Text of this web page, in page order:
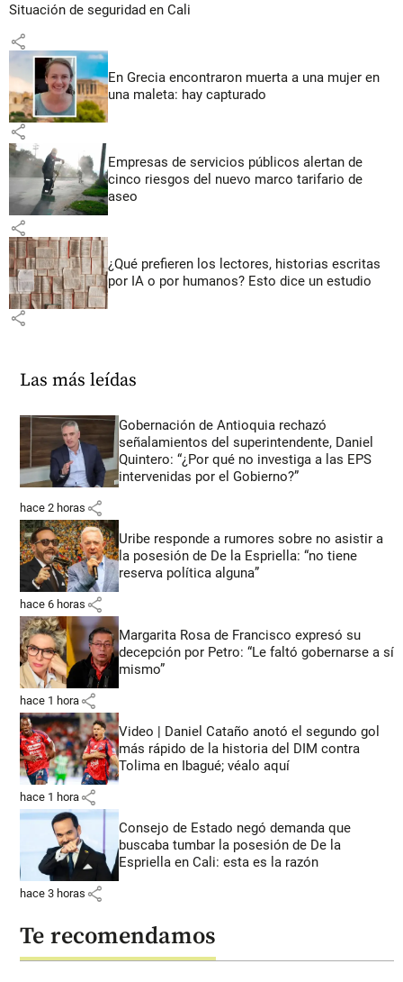
Situación de seguridad en Cali
share
En Grecia encontraron muerta a una mujer en
una maleta: hay capturado
share
Empresas de servicios públicos alertan de
cinco riesgos del nuevo marco tarifario de
aseo
share
¿Qué prefieren los lectores, historias escritas
por IA o por humanos? Esto dice un estudio
share
Las más leídas
Gobernación de Antioquia rechazó
señalamientos del superintendente, Daniel
Quintero: “¿Por qué no investiga a las EPS
intervenidas por el Gobierno?”
hace 2 horas share
Uribe responde a rumores sobre no asistir a
la posesión de De la Espriella: “no tiene
reserva política alguna”
hace 6 horas share
Margarita Rosa de Francisco expresó su
decepción por Petro: “Le faltó gobernarse a sí
mismo”
hace 1 hora share
Video | Daniel Cataño anotó el segundo gol
más rápido de la historia del DIM contra
Tolima en Ibagué; véalo aquí
hace 1 hora share
Consejo de Estado negó demanda que
buscaba tumbar la posesión de De la
Espriella en Cali: esta es la razón
hace 3 horas share
Te recomendamos